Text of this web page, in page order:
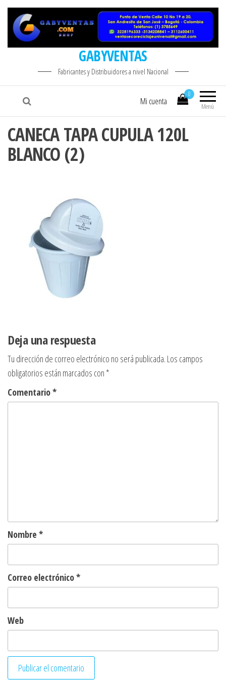
GABYVENTAS
Fabricantes y Distribuidores a nivel Nacional
Menú
0
Mi cuenta
CANECA TAPA CUPULA 120L
BLANCO (2)
Deja una respuesta
Tu dirección de correo electrónico no será publicada. Los campos
obligatorios están marcados con *
Comentario*
Nombre *
Correo electrónico*
Web